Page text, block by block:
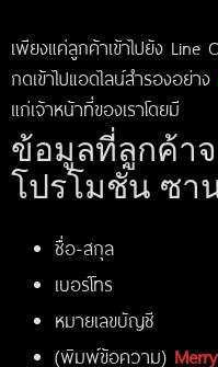
เพียงแค่ลูกค้าเข้าไปยัง
กดเข้าไปแอดไลน์สำรองอย่าง
แก่เจ้าหน้าที่ของเราโดยมี
ข้อมูลที่ลูกค้าจ
โปรโมชั่น ซา
ชื่อ-สกุล
เบอร์โทร
หมายเลขบัญชี
(พิมพ์ข้อความ)